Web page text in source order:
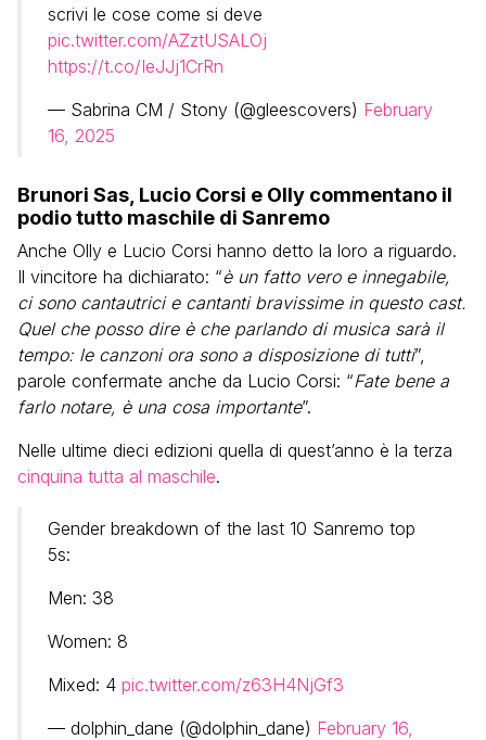
scrivi le cose come si deve
pic.twitter.com/AZztUSALOj
https://t.co/IeJJj1CrRn
— Sabrina CM / Stony (@gleescovers) February
16, 2025
Brunori Sas, Lucio Corsi e Olly commentano il
podio tutto maschile di Sanremo
Anche Olly e Lucio Corsi hanno detto la loro a riguardo.
Il vincitore ha dichiarato: “è un fatto vero e innegabile,
ci sono cantautrici e cantanti bravissime in questo cast.
Quel che posso dire è che parlando di musica sarà il
tempo: le canzoni ora sono a disposizione di tutti”,
parole confermate anche da Lucio Corsi: “Fate bene a
farlo notare, è una cosa importante”.
Nelle ultime dieci edizioni quella di quest’anno è la terza
cinquina tutta al maschile.
Gender breakdown of the last 10 Sanremo top
5s:
Men: 38
Women: 8
Mixed: 4 pic.twitter.com/z63H4NjGf3
— dolphin_dane (@dolphin_dane) February 16,